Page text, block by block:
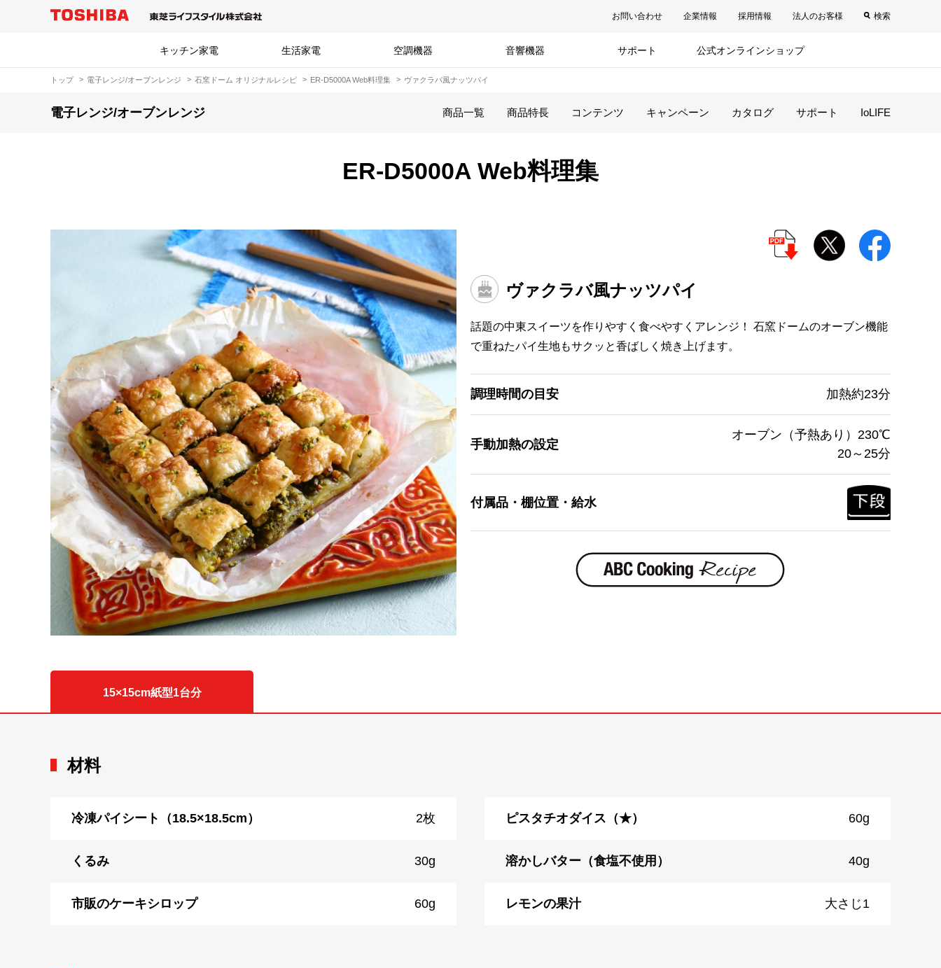
お問い合わせ 企業情報 採用情報 法人のお客様 検索
キッチン家電 生活家電 空調機器 音響機器 サポート 公式オンラインショップ
トップ 電子レンジ/オーブンレンジ 石窯ドーム オリジナルレシピ ER-D5000A Web料理集 ヴァクラバ風ナッツパイ
電子レンジ/オーブンレンジ 商品一覧 商品特長 コンテンツ キャンペーン カタログ サポート IoLIFE
ER-D5000A Web料理集
ヴァクラバ風ナッツパイ
話題の中東スイーツを作りやすく食べやすくアレンジ！ 石窯ドームのオーブン機能
で重ねたパイ生地もサクッと香ばしく焼き上げます。
調理時間の目安 加熱約23分
手動加熱の設定
オーブン（予熱あり）230℃
20～25分
付属品・棚位置・給水
15×15cm紙型1台分
材料
冷凍パイシート（18.5×18.5cm） 2枚 ピスタチオダイス（★） 60g
くるみ 30g 溶かしバター（食塩不使用） 40g
市販のケーキシロップ 60g レモンの果汁 大さじ1